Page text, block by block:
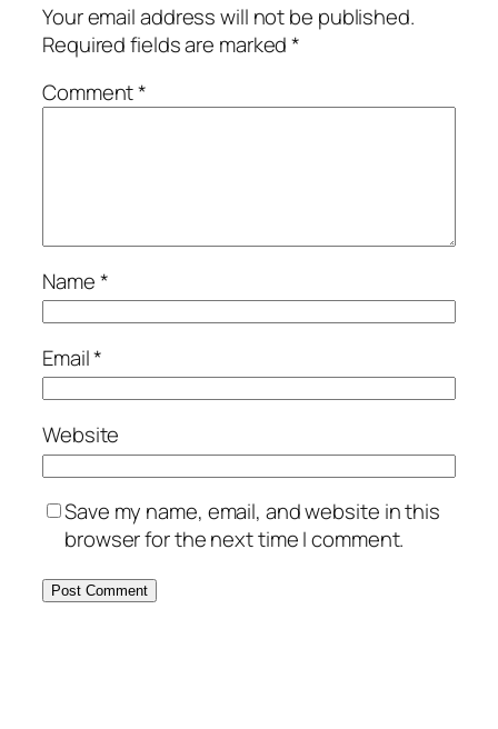
Your email address will not be published.
Required fields are marked*
Comment*
Name*
Email*
Website
Save my name, email, and website in this
browser for the next time I comment.